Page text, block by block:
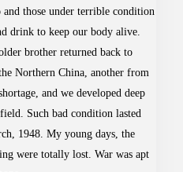
those under terrible condition
drink to keep our body alive.
brother returned back to
Northern China, another from
and we developed deep
Such bad condition lasted
1948. My young days, the
were totally lost. War was apt